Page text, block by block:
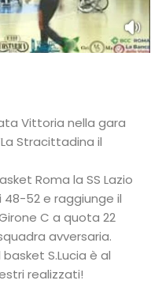
Vittoria nella gara
Stracittadina il
Roma la SS Lazio
52 e raggiunge il
C a quota 22
avversaria.
S.Lucia è al
realizzati!